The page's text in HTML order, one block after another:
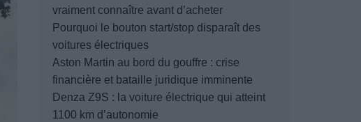
vraiment connaître avant d’acheter
Pourquoi le bouton start/stop disparaît des
voitures électriques
Aston Martin au bord du gouffre : crise
financière et bataille juridique imminente
Denza Z9S : la voiture électrique qui atteint
1100 km d’autonomie